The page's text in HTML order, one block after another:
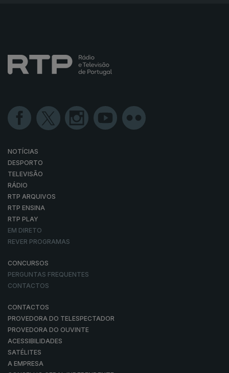
NOTÍCIAS
DESPORTO
TELEVISÃO
RÁDIO
RTP ARQUIVOS
RTP ENSINA
RTP PLAY
EM DIRETO
REVER PROGRAMAS
CONCURSOS
PERGUNTAS FREQUENTES
CONTACTOS
CONTACTOS
PROVEDORA DO TELESPECTADOR
PROVEDORA DO OUVINTE
ACESSIBILIDADES
SATÉLITES
A EMPRESA